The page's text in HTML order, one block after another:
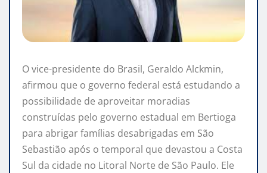
O vice-presidente do Brasil, Geraldo Alckmin,
afirmou que o governo federal está estudando a
possibilidade de aproveitar moradias
construídas pelo governo estadual em Bertioga
para abrigar famílias desabrigadas em São
Sebastião após o temporal que devastou a Costa
Sul da cidade no Litoral Norte de São Paulo. Ele